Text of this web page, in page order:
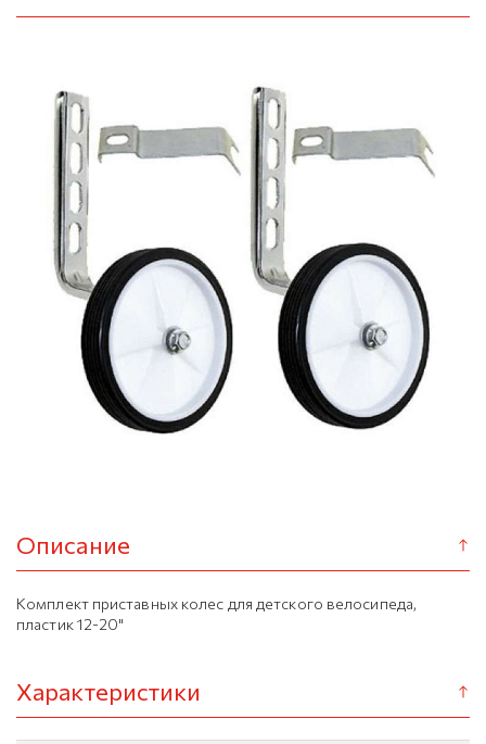
Описание
Комплект приставных колес для детского велосипеда,
пластик 12-20"
Характеристики